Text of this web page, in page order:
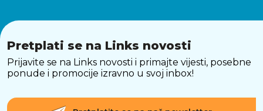
Pretplati se na Links novosti
Prijavite se na Links novosti i primajte vijesti, posebne
ponude i promocije izravno u svoj inbox!